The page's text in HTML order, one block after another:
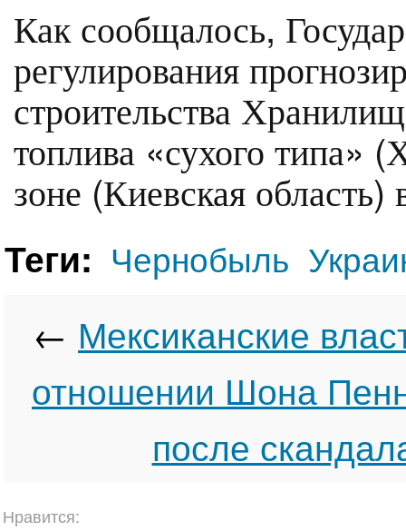
Как сообщалось,
регулирования
строительства
топлива «сухого типа»
зоне (Киевская
Теги: Чернобыль
← Мексиканские
отношении Шона
после
Нравится: